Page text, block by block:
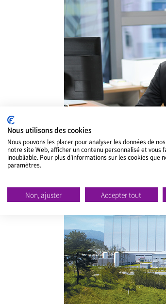
Nous utilisons des cookies
Nous pouvons les placer pour analyser les données de
notre site Web, afficher un contenu personnalisé et vous
inoubliable. Pour plus d'informations sur les cookies que
paramètres.
Non, ajuster Accepter tout